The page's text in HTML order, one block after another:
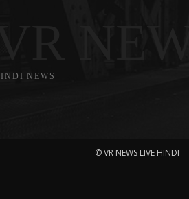
NEWS
© VR NEWS LIVE HINDI